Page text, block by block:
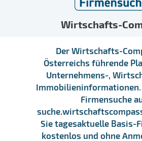
Wirtschafts-
Der Wirtschafts-
Österreichs führende
Unternehmens-,
Immobilieninformationen.
Firmensuche
Sie tagesaktuelle Basis-
kostenlos und ohne